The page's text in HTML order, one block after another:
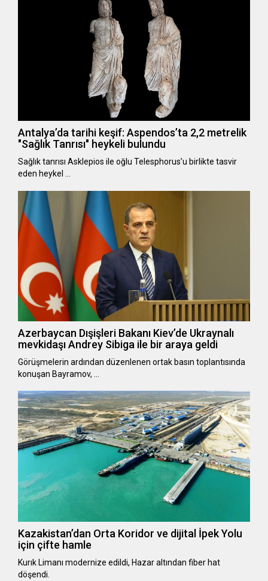
Antalya’da tarihi keşif: Aspendos’ta 2,2 metrelik
"Sağlık Tanrısı" heykeli bulundu
Sağlık tanrısı Asklepios ile oğlu Telesphorus’u birlikte tasvir
eden heykel …
Azerbaycan Dışişleri Bakanı Kiev’de Ukraynalı
mevkidaşı Andrey Sibiga ile bir araya geldi
Görüşmelerin ardından düzenlenen ortak basın toplantısında
konuşan Bayramov, …
Kazakistan’dan Orta Koridor ve dijital İpek Yolu
için çifte hamle
Kurık Limanı modernize edildi, Hazar altından fiber hat
döşendi.